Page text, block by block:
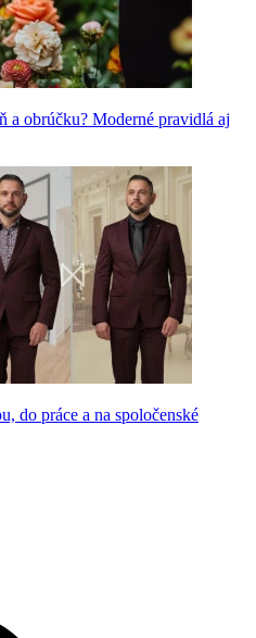
a obrúčku? Moderné pravidlá aj
do práce a na spoločenské